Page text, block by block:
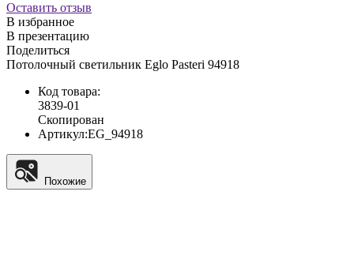
Оставить отзыв
В избранное
В презентацию
Поделиться
Потолочный светильник Eglo Pasteri 94918
Код товара:
3839-01
Скопирован
Артикул:EG_94918
Похожие